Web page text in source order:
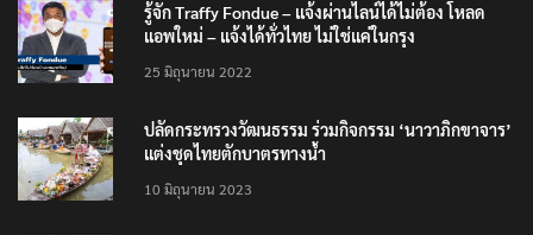
รู้จัก Traffy Fondue – แจ้งผ่านไลน์ได้ไม่ต้อง โหลด
แอพใหม่ – แจ้งได้ทั่วไทย ไม่ใช่แค่ในกรุง
25 มิถุนายน 2022
ปลัดกระทรวงวัฒนธรรม ร่วมกิจกรรม ‘นาวาภิกขาจาร’
แต่งชุดไทยตักบาตรทางน้ำ
10 มิถุนายน 2023